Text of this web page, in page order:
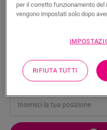
ACCESSORI PER LAMINATO
BATTISCOPA GRANDE
Per il tuo pavimento in
Per il tuo pavimento in
Impermeabile
per il corretto funzionamento
vengono impostati solo dopo
RIFIUTA TUTTI